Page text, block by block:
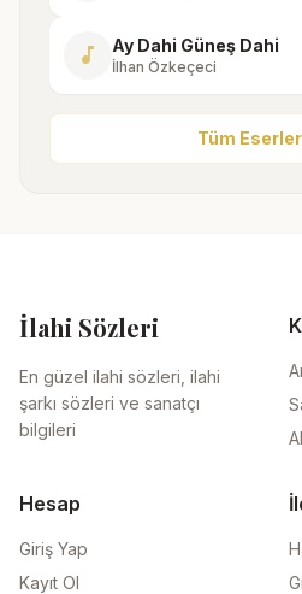
music_note Ay Dahi Güneş Dahi
İlhan Özkeçeci
Tüm
İlahi Sözleri
En güzel ilahi sözleri, ilahi
şarkı sözleri ve sanatçı
bilgileri
Hesap
Giriş Yap
Kayıt Ol